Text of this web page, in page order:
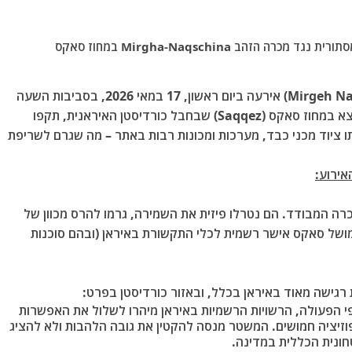
דיווחים מאיראן טוענים כי לאחרונה התרחשה תקיפה מסתורית נגד מכרה הזהב Mirgha-Naqschina במחוז סאקס
התקיפה במכרה הזהב מירגה-נאקשינה (Mirgeh Naqshineh) אירעה ביום ראשון, 17 במאי 2026, בסביבות השעה
חמישה אלמונים חדרו למתחם המכרה שנמצא במחוז סאקס (Saqqez) שבחבל כורדיסטן האיראנית, תקפו
ציוד מכני כבד, מערכות ומכונות רבות באתר – מה שגרם לשריפת
המבודד. הם נטרלו פיזית את השמירה, גרמו להרס מכוון של
סאקס אישר רשמית לכלי התקשורת באיראן (ובהם סוכנות
מאוד באיראן בכלל, ובאזור כורדיסטן בפרט:
הפעולה, הרשויות הרשמיות באיראן מיהרו לשלול את האפשרות
חמושים. המשטר מנסה להקטין את גובה הלהבות ולא להציג
הכללית במדינה.